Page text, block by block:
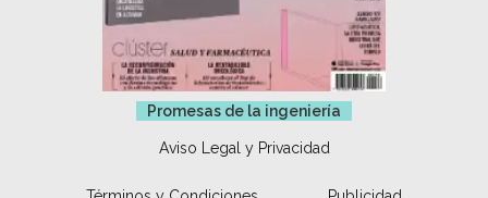
Promesas de la ingeniería
Aviso Legal y Privacidad